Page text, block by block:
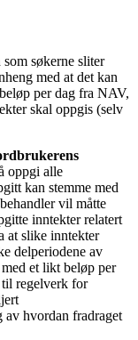
søkerne sliter
med at det kan
per dag fra NAV,
skal oppgis (selv
oppgi alle
kan stemme med
vil måtte
inntekter relatert
at slike inntekter
delperiodene av
et likt beløp per
til regelverk for
hvordan fradraget